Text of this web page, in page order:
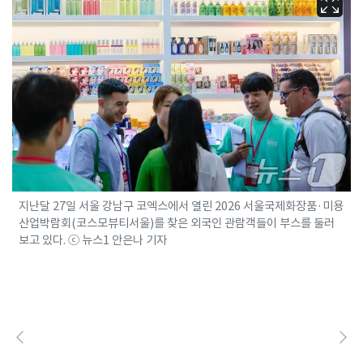
지난달 27일 서울 강남구 코엑스에서 열린 2026 서울국제화장품·미용
산업박람회(코스모뷰티서울)를 찾은 외국인 관람객들이 부스를 둘러
보고 있다. ⓒ 뉴스1 안은나 기자